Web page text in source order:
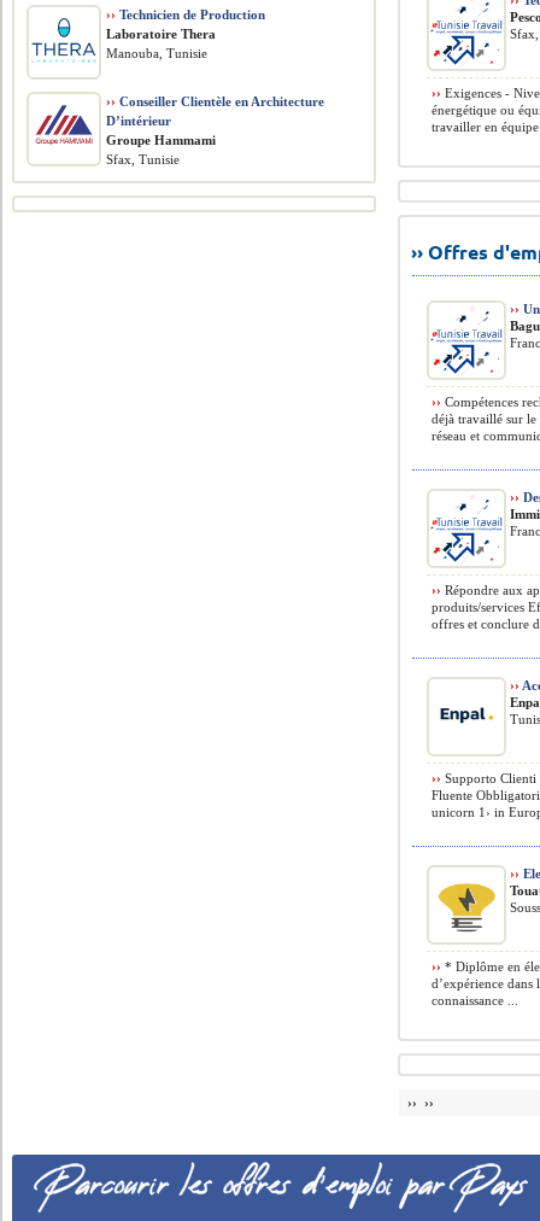
›› Exigences -
énergétique ou
travailler en
›› Offres
››
›› Compétences
déjà travaillé sur
réseau et
››
›› Répondre aux
produits/services
offres et conclure
››
›› Supporto Clienti
Fluente
unicorn 1› in
››
›› * Diplôme en
d’expérience
connaissance ...
›› ››
›› Technicien de Production
Laboratoire Thera
Manouba, Tunisie
›› Conseiller Clientèle en Architecture
D’intérieur
Groupe Hammami
Sfax, Tunisie